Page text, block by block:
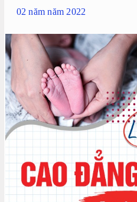
02 năm năm 2022